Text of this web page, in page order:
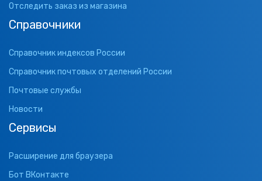
Отследить заказ из магазина
Справочники
Справочник индексов России
Справочник почтовых отделений России
Почтовые службы
Новости
Сервисы
Расширение для браузера
Бот ВКонтакте